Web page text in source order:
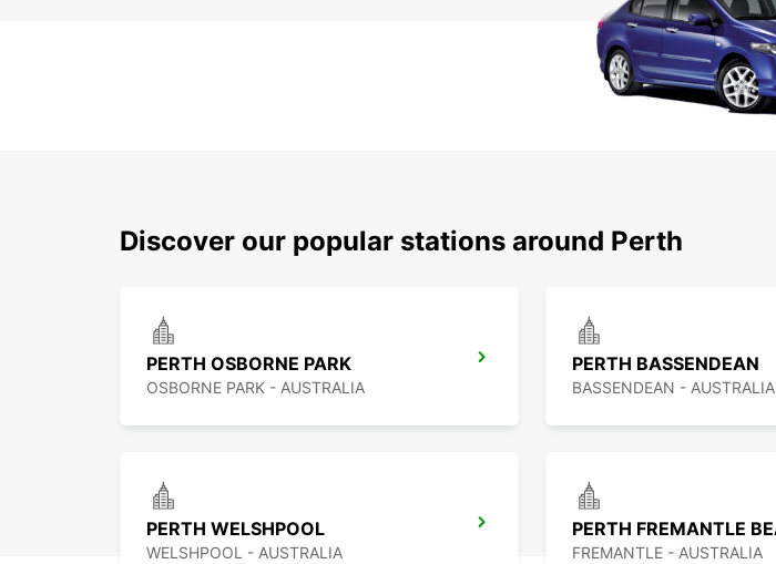
Discover our popular stations around Perth
PERTH OSBORNE PARK
OSBORNE PARK - AUSTRALIA
PERTH BASSENDEAN
BASSENDEAN - AUSTRALIA
PERTH WELSHPOOL
WELSHPOOL - AUSTRALIA FREMANTLE - AUSTRALIA